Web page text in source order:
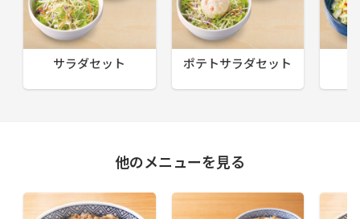
サラダセット ポテトサラダセット
他のメニューを見る